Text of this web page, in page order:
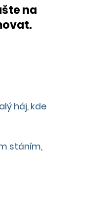
na
háj, kde
stáním,